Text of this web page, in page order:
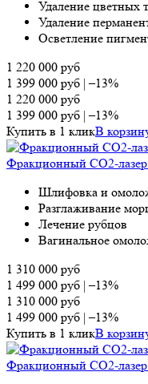
Удаление цветных
Удаление
Осветление
1 220 000 руб
1 399 000 руб |–13%
1 220 000 руб
1 399 000 руб |–13%
Купить в 1 кликВ
Фракционный СО2-
Шлифовка и
Разглаживание
Лечение рубцов
Вагинальное
1 310 000 руб
1 499 000 руб |–13%
1 310 000 руб
1 499 000 руб |–13%
Купить в 1 кликВ
Фракционный СО2-